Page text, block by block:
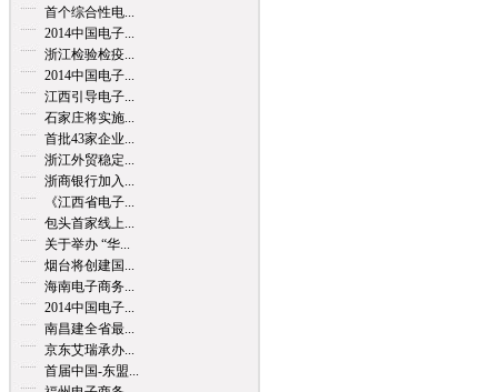
首个综合性电...
2014中国电子...
浙江检验检疫...
2014中国电子...
江西引导电子...
石家庄将实施...
首批43家企业...
浙江外贸稳定...
浙商银行加入...
《江西省电子...
包头首家线上...
关于举办 “华...
烟台将创建国...
海南电子商务...
2014中国电子...
南昌建全省最...
京东艾瑞承办...
首届中国-东盟...